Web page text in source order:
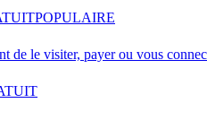
POPULAIRE
de le visiter, payer ou vous